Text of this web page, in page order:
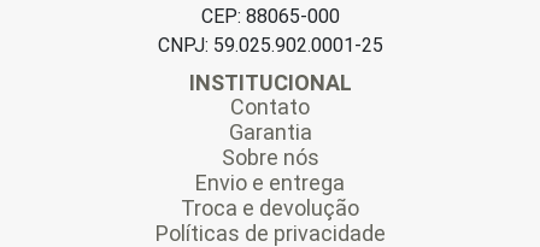
CEP: 88065-000
CNPJ: 59.025.902.0001-25
INSTITUCIONAL
Contato
Garantia
Sobre nós
Envio e entrega
Troca e devolução
Políticas de privacidade